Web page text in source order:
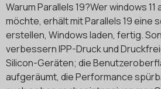
Warum Parallels 19?Wer windows
möchte, erhält mit Parallels 19 eine
erstellen, Windows laden, fertig.
verbessern IPP-Druck und
Silicon-Geräten; die
aufgeräumt, die Performance